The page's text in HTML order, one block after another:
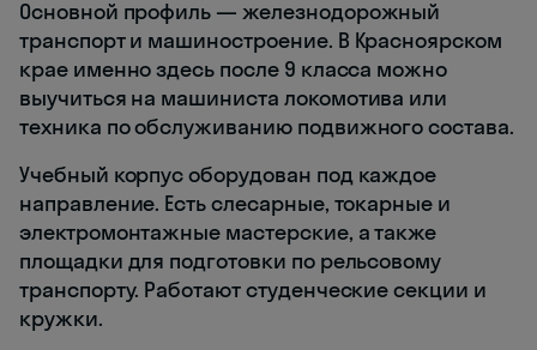
Основной профиль — железнодорожный
транспорт и машиностроение. В Красноярском
крае именно здесь после 9 класса можно
выучиться на машиниста локомотива или
техника по обслуживанию подвижного состава.
Учебный корпус оборудован под каждое
направление. Есть слесарные, токарные и
электромонтажные мастерские, а также
площадки для подготовки по рельсовому
транспорту. Работают студенческие секции и
кружки.